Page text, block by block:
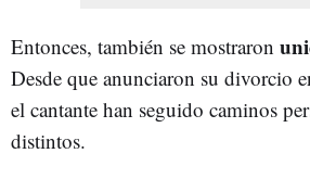
Entonces, también se mostraron
Desde que anunciaron su divorcio
el cantante han seguido caminos
distintos.